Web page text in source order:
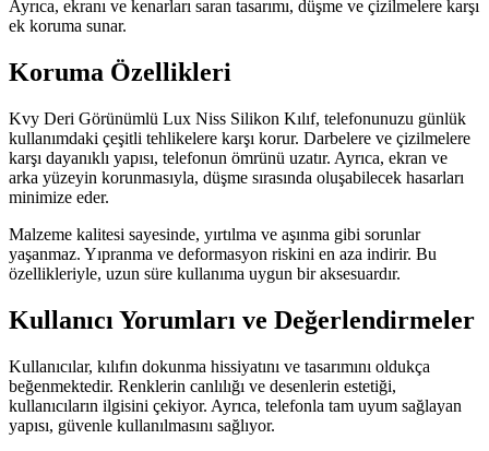
Ayrıca, ekranı ve kenarları saran tasarımı, düşme ve çizilmelere karşı
ek koruma sunar.
Koruma Özellikleri
Kvy Deri Görünümlü Lux Niss Silikon Kılıf, telefonunuzu günlük
kullanımdaki çeşitli tehlikelere karşı korur. Darbelere ve çizilmelere
karşı dayanıklı yapısı, telefonun ömrünü uzatır. Ayrıca, ekran ve
arka yüzeyin korunmasıyla, düşme sırasında oluşabilecek hasarları
minimize eder.
Malzeme kalitesi sayesinde, yırtılma ve aşınma gibi sorunlar
yaşanmaz. Yıpranma ve deformasyon riskini en aza indirir. Bu
özellikleriyle, uzun süre kullanıma uygun bir aksesuardır.
Kullanıcı Yorumları ve Değerlendirmeler
Kullanıcılar, kılıfın dokunma hissiyatını ve tasarımını oldukça
beğenmektedir. Renklerin canlılığı ve desenlerin estetiği,
kullanıcıların ilgisini çekiyor. Ayrıca, telefonla tam uyum sağlayan
yapısı, güvenle kullanılmasını sağlıyor.